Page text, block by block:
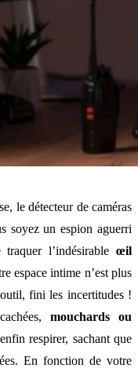
le détecteur de caméras
soyez un espion aguerri
l’indésirable œil
espace intime n’est plus
outil, fini les incertitudes !
mouchards ou
respirer, sachant que
En fonction de votre